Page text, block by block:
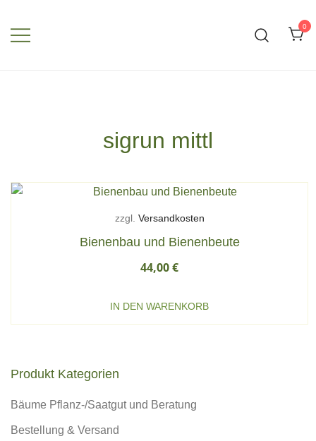
Inhalt
springen
0
sigrun mittl
zzgl. Versandkosten
Bienenbau und Bienenbeute
44,00€
IN DEN WARENKORB
Produkt Kategorien
Bäume Pflanz-/Saatgut und Beratung
Bestellung & Versand